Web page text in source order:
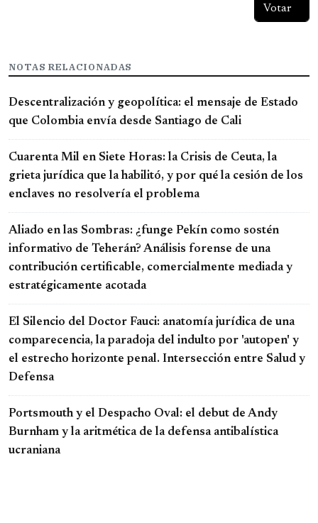
NOTAS RELACIONADAS
Descentralización y geopolítica: el mensaje de Estado
que Colombia envía desde Santiago de Cali
Cuarenta Mil en Siete Horas: la Crisis de Ceuta, la
grieta jurídica que la habilitó, y por qué la cesión de los
enclaves no resolvería el problema
Aliado en las Sombras: ¿funge Pekín como sostén
informativo de Teherán? Análisis forense de una
contribución certificable, comercialmente mediada y
estratégicamente acotada
El Silencio del Doctor Fauci: anatomía jurídica de una
comparecencia, la paradoja del indulto por 'autopen' y
el estrecho horizonte penal. Intersección entre Salud y
Defensa
Portsmouth y el Despacho Oval: el debut de Andy
Burnham y la aritmética de la defensa antibalística
ucraniana